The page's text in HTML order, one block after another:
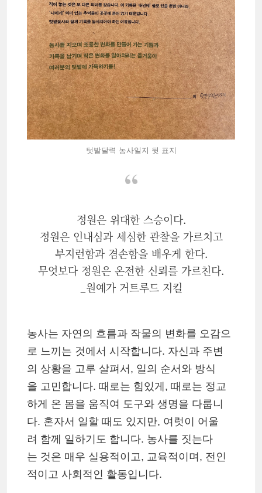
텃밭달력 농사일지 뒷 표지
정원은 위대한 스승이다.
정원은 인내심과 세심한 관찰을 가르치고
부지런함과 겸손함을 배우게 한다.
무엇보다 정원은 온전한 신뢰를 가르친다.
_원예가 거트루드 지킬
농사는 자연의 흐름과 작물의 변화를 오감으
로 느끼는 것에서 시작합니다. 자신과 주변
의 상황을 고루 살펴서, 일의 순서와 방식
을 고민합니다. 때로는 힘있게, 때로는 정교
하게 온 몸을 움직여 도구와 생명을 다룹니
다. 혼자서 일할 때도 있지만, 여럿이 어울
려 함께 일하기도 합니다. 농사를 짓는다
는 것은 매우 실용적이고, 교육적이며, 전인
적이고 사회적인 활동입니다.